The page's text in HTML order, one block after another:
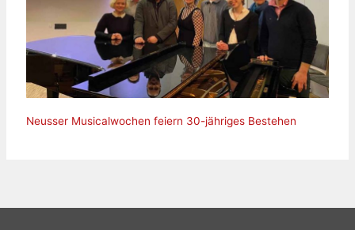
Neusser Musicalwochen feiern 30-jähriges Bestehen